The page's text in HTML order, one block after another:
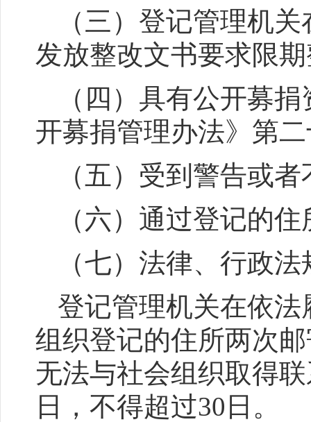
（三）登记管理机
发放整改文书要求限
（四）具有公开募
开募捐管理办法》第
（五）受到警告或
（六）通过登记的
（七）法律、行政
登记管理机关在依
组织登记的住所两次
无法与社会组织取得
日，不得超过30日。